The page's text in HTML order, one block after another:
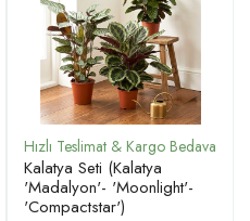
Kalatya Seti (Kalatya
'Madalyon'- 'Moonlight'-
'Compactstar')